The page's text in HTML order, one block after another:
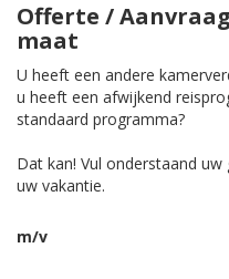
Offerte /
maat
U heeft een andere
u heeft een afwijkend
standaard programma?
Dat kan! Vul onderstaand
uw vakantie.
m/v